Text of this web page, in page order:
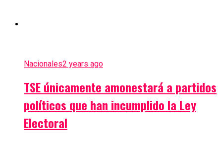
Nacionales2 years ago
TSE únicamente amonestará a partidos
políticos que han incumplido la Ley
Electoral